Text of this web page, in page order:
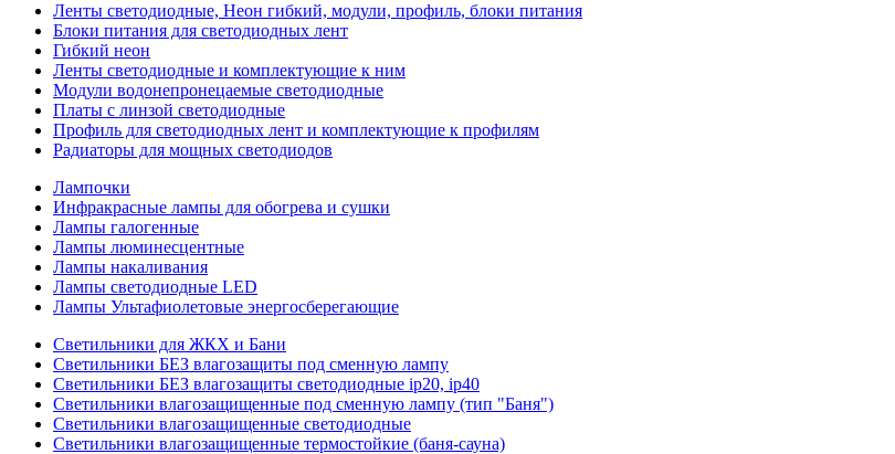
Ленты светодиодные, Неон гибкий, модули, профиль, блоки питания
Блоки питания для светодиодных лент
Гибкий неон
Ленты светодиодные и комплектующие к ним
Модули водонепронецаемые светодиодные
Платы с линзой светодиодные
Профиль для светодиодных лент и комплектующие к профилям
Радиаторы для мощных светодиодов
Лампочки
Инфракрасные лампы для обогрева и сушки
Лампы галогенные
Лампы люминесцентные
Лампы накаливания
Лампы светодиодные LED
Лампы Ультафиолетовые энергосберегающие
Светильники для ЖКХ и Бани
Светильники БЕЗ влагозащиты под сменную лампу
Светильники БЕЗ влагозащиты светодиодные ip20, ip40
Светильники влагозащищенные под сменную лампу (тип "Баня")
Светильники влагозащищенные светодиодные
Светильники влагозащищенные термостойкие (баня-сауна)